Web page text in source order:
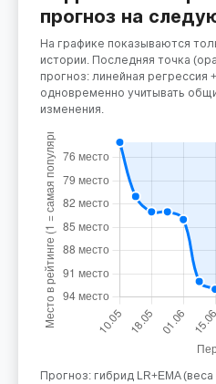
прогноз на
На графике показываются
истории. Последняя точка
прогноз: линейная регрессия
одновременно учитывать
изменения.
Прогноз: гибрид LR+EMA